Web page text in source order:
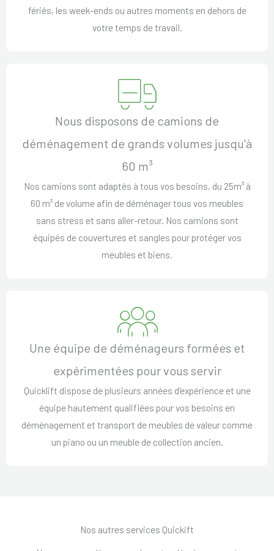
fériés, les week-ends ou autres moments en dehors de
votre temps de travail.
Nous disposons de camions de
déménagement de grands volumes jusqu'à
60 m³
Nos camions sont adaptés à tous vos besoins, du 25m³ à
60 m³ de volume afin de déménager tous vos meubles
sans stress et sans aller-retour. Nos camions sont
équipés de couvertures et sangles pour protéger vos
meubles et biens.
Une équipe de déménageurs formées et
expérimentées pour vous servir
Quicklift dispose de plusieurs années d'expérience et une
équipe hautement qualifiées pour vos besoins en
déménagement et transport de meubles de valeur comme
un piano ou un meuble de collection ancien.
Nos autres services Quickift